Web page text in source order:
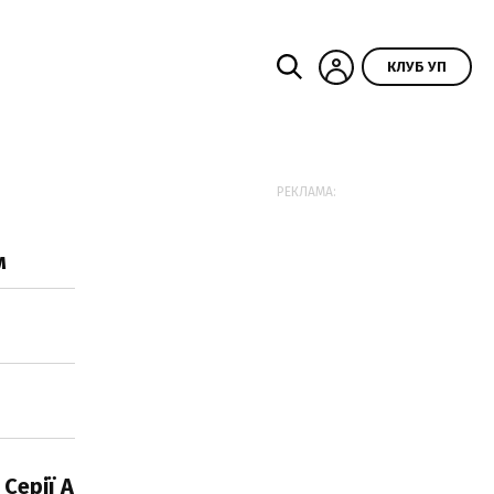
КЛУБ УП
А
РЕКЛАМА: